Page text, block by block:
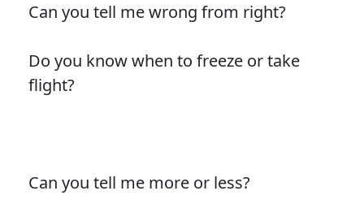
Can you tell me wrong from right?
Do you know when to freeze or take
flight?
Can you tell me more or less?